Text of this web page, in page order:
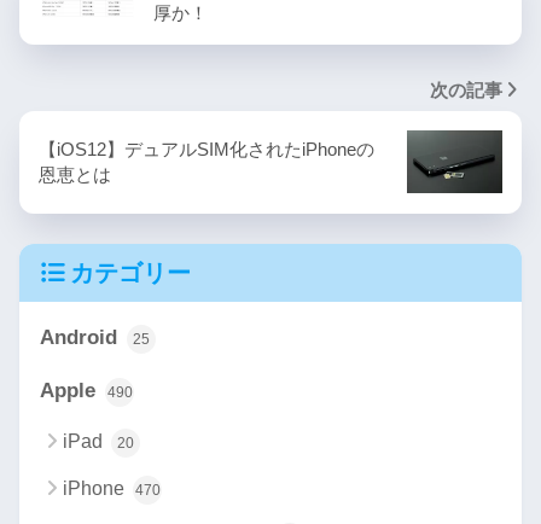
厚か！
次の記事
【iOS12】デュアルSIM化されたiPhoneの
恩恵とは
カテゴリー
Android 25
Apple 490
iPad 20
iPhone 470